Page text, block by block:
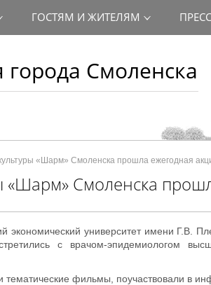
Смоленска
ГОСТЯМ И ЖИТЕЛЯМ
«Шарм» Смоленска прошла ежегодная
Смоленска
университет имени Г.В.
с врачом-эпидемиологом
фильмы, поучаствовали в